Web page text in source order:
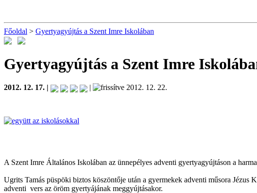
Főoldal > Gyertyagyújtás a Szent Imre Iskolában
Gyertyagyújtás a Szent Imre
2012. 12. 17. | | 2012. 12. 22.
A Szent Imre Általános Iskolában az ünnepélyes adventi gyertyagyújtáson a
Ugrits Tamás püspöki biztos köszöntője után a gyermekek adventi műsora Jézus
adventi vers az öröm gyertyájának meggyújtásakor.